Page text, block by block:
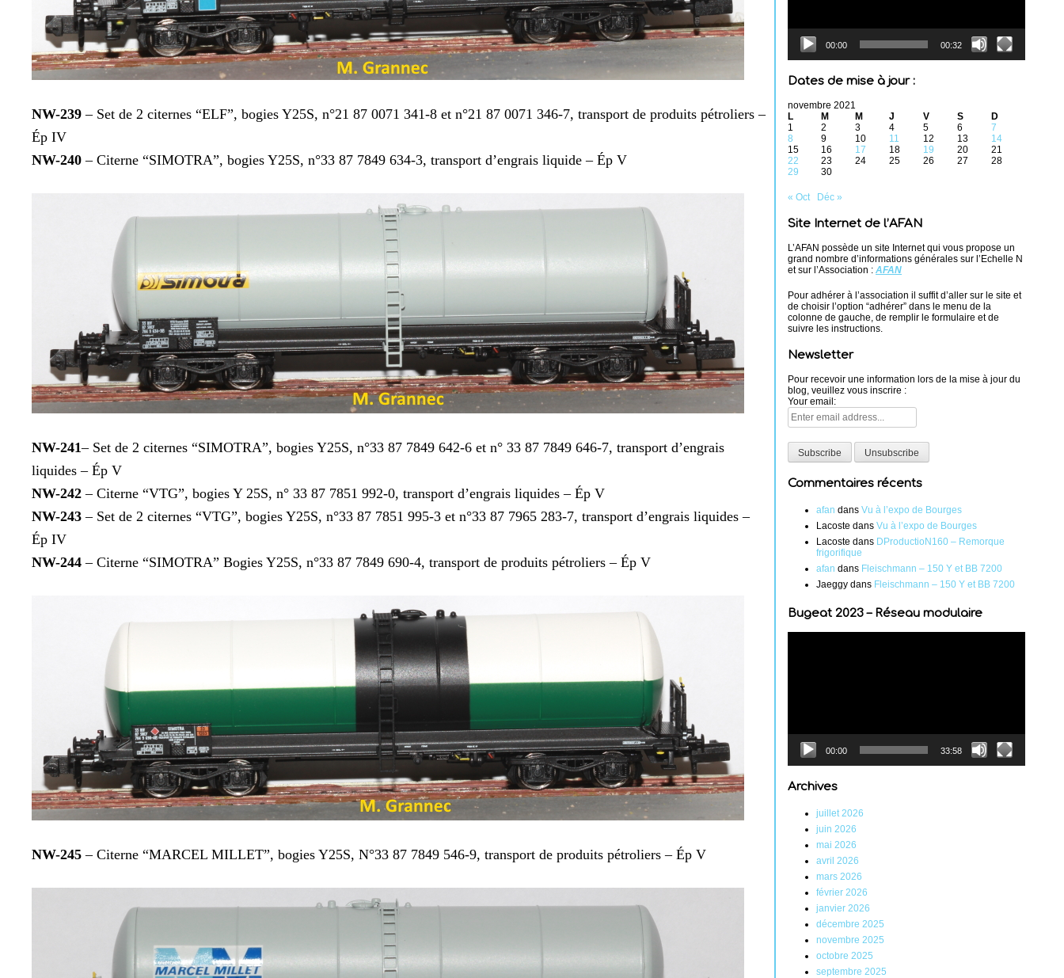
NW-239 – Set de 2 citernes “ELF”, bogies Y25S, n°21 87 0071 341-8 et n°21 87 0071 346-7, transport de produits pétroliers –
Ép IV
NW-240 – Citerne “SIMOTRA”, bogies Y25S, n°33 87 7849 634-3, transport d’engrais liquide – Ép V
NW-241– Set de 2 citernes “SIMOTRA”, bogies Y25S, n°33 87 7849 642-6 et n° 33 87 7849 646-7, transport d’engrais
liquides – Ép V
NW-242 – Citerne “VTG”, bogies Y 25S, n° 33 87 7851 992-0, transport d’engrais liquides – Ép V
NW-243 – Set de 2 citernes “VTG”, bogies Y25S, n°33 87 7851 995-3 et n°33 87 7965 283-7, transport d’engrais liquides –
Ép IV
NW-244 – Citerne “SIMOTRA” Bogies Y25S, n°33 87 7849 690-4, transport de produits pétroliers – Ép V
NW-245 – Citerne “MARCEL MILLET”, bogies Y25S, N°33 87 7849 546-9, transport de produits pétroliers – Ép V
00:00 00:32
Dates de mise à jour :
novembre 2021
L
M M J V S
D
1
2 3 4 5 6
7
8
9 10 11 12 13
14
15
16 17 18 19 20
21
22
23 24 25 26 27
28
29
30
« Oct Déc »
Site Internet de l’AFAN
L’AFAN possède un site Internet qui vous propose un
grand nombre d’informations générales sur l’Echelle N
et sur l’Association : AFAN
Pour adhérer à l’association il suffit d’aller sur le site et
de choisir l’option “adhérer” dans le menu de la
colonne de gauche, de remplir le formulaire et de
suivre les instructions.
Newsletter
Pour recevoir une information lors de la mise à jour du
blog, veuillez vous inscrire :
Your email:
Commentaires récents
afan dans Vu à l’expo de Bourges
Lacoste dans Vu à l’expo de Bourges
Lacoste dans DProductioN160 – Remorque
frigorifique
afan dans Fleischmann – 150 Y et BB 7200
Jaeggy dans Fleischmann – 150 Y et BB 7200
Bugeat 2023 – Réseau modulaire
00:00 33:58
Archives
juillet 2026
juin 2026
mai 2026
avril 2026
mars 2026
février 2026
janvier 2026
décembre 2025
novembre 2025
octobre 2025
septembre 2025